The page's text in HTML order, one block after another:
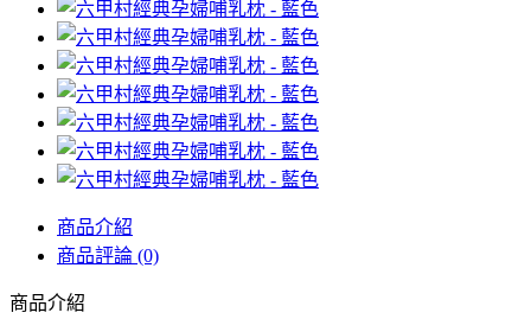
商品介紹
商品評論 (0)
商品介紹